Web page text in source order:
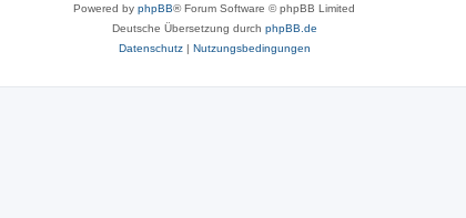
Powered by phpBB® Forum Software © phpBB Limited
Deutsche Übersetzung durch phpBB.de
Datenschutz| Nutzungsbedingungen